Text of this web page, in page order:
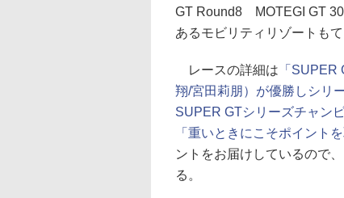
GT Round8 MOTEGI GT
あるモビリティリゾートもて
レースの詳細は 「
翔/宮田莉朋）が優勝しシリ
SUPER GTシリーズチャン
「重いときにこそポイント
ントをお届けしているので
る。